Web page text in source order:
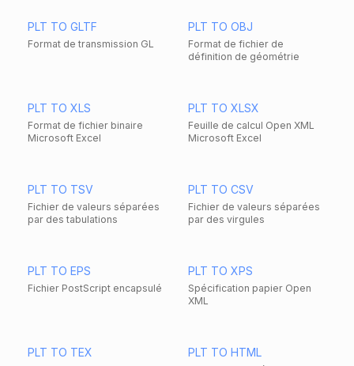
PLT TO GLTF
Format de transmission GL
PLT TO OBJ
Format de fichier de
définition de géométrie
PLT TO XLS
Format de fichier binaire
Microsoft Excel
PLT TO XLSX
Feuille de calcul Open XML
Microsoft Excel
PLT TO TSV
Fichier de valeurs séparées
par des tabulations
PLT TO CSV
Fichier de valeurs séparées
par des virgules
PLT TO EPS
Fichier PostScript encapsulé
PLT TO XPS
Spécification papier Open
XML
PLT TO TEX PLT TO HTML